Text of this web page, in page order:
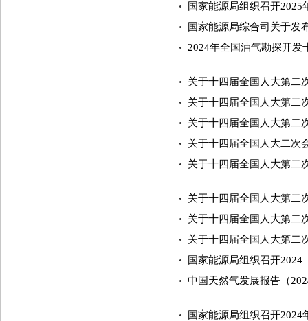
国家能源局组织召开
国家能源局综合司关于发
2024年全国油气勘探开发
关于十四届全国人大第二
关于十四届全国人大第二
关于十四届全国人大第二
关于十四届全国人大二次
关于十四届全国人大第二
关于十四届全国人大第二
关于十四届全国人大第二
关于十四届全国人大第二
国家能源局组织召开
中国天然气发展报告（
国家能源局组织召开